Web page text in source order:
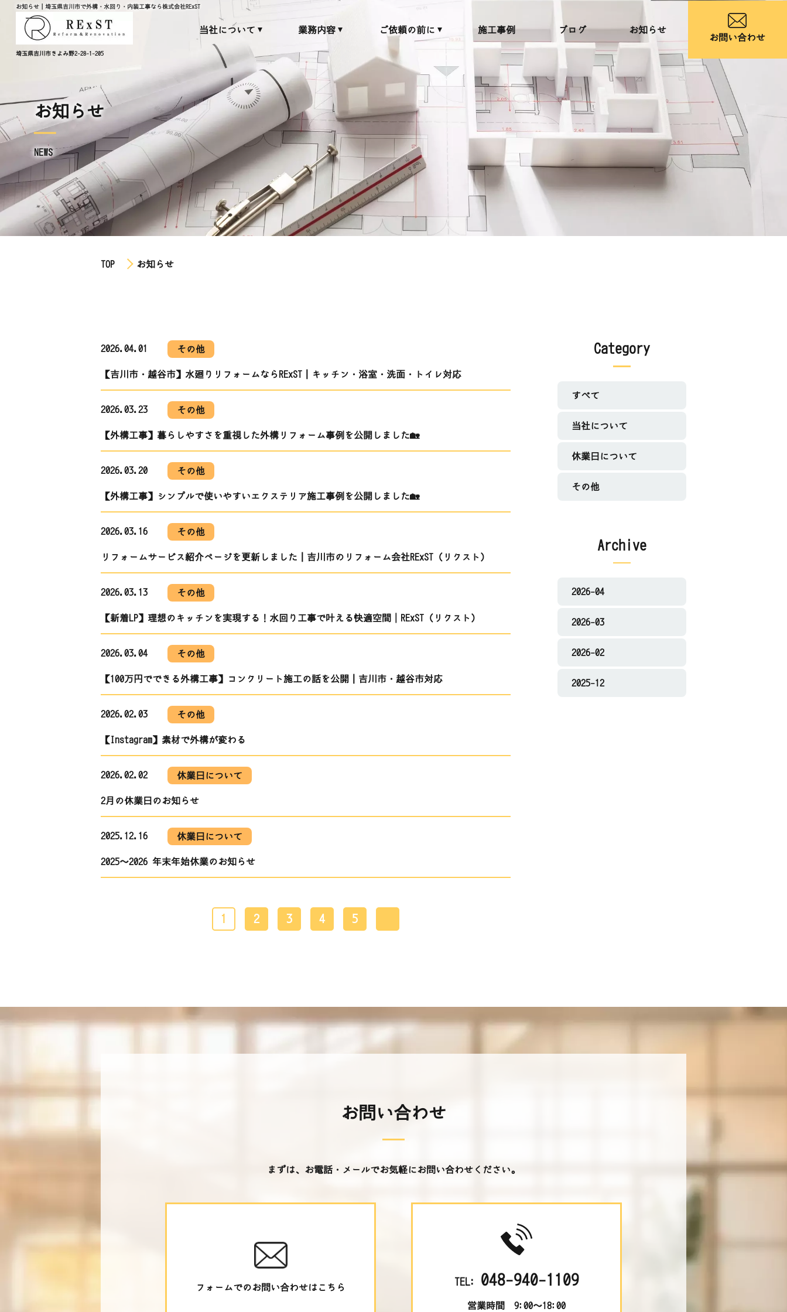
お知らせ｜埼玉県吉川市で外構・水回り・内装工事なら株式会社RExST
埼玉県吉川市きよみ野2-28-1-205
当社について 業務内容 ご依頼の前に 施工事例 ブログ お知らせ
お問い合わせ
お知らせ
NEWS
TOP お知らせ
2026.04.01 その他
【吉川市・越谷市】水廻りリフォームならRExST｜キッチン・浴室・洗面・トイレ対応
2026.03.23 その他
【外構工事】暮らしやすさを重視した外構リフォーム事例を公開しました🏡
2026.03.20 その他
【外構工事】シンプルで使いやすいエクステリア施工事例を公開しました🏡
2026.03.16 その他
リフォームサービス紹介ページを更新しました｜吉川市のリフォーム会社RExST（リクスト）
2026.03.13 その他
【新着LP】理想のキッチンを実現する！水回り工事で叶える快適空間│RExST（リクスト）
2026.03.04 その他
【100万円でできる外構工事】コンクリート施工の話を公開｜吉川市・越谷市対応
2026.02.03 その他
【Instagram】素材で外構が変わる
2026.02.02 休業日について
2月の休業日のお知らせ
2025.12.16 休業日について
2025～2026 年末年始休業のお知らせ
1 2 3 4 5
Category
すべて
当社について
休業日について
その他
Archive
2026-04
2026-03
2026-02
2025-12
お問い合わせ
まずは、お電話・メールでお気軽にお問い合わせください。
フォームでのお問い合わせはこちら TEL: 048-940-1109
営業時間 9:00～18:00